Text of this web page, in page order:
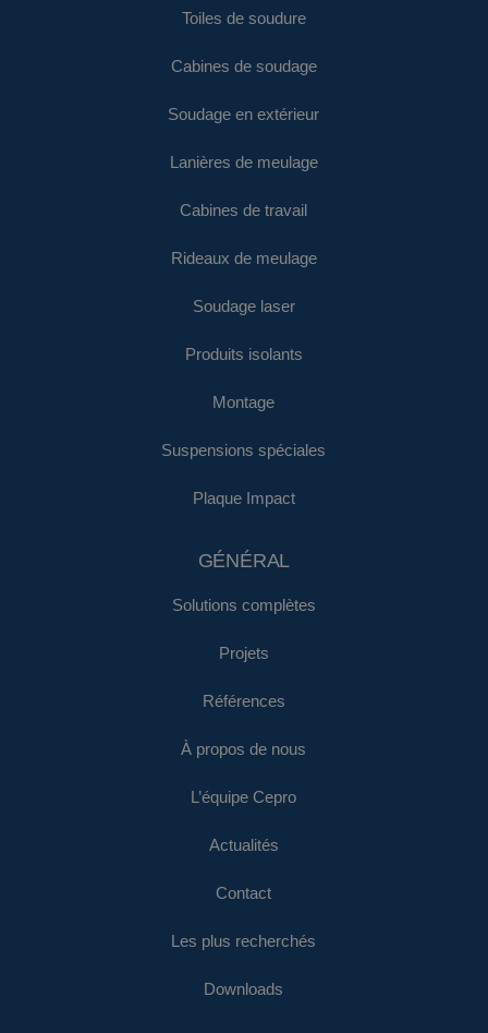
Toiles de soudure
Cabines de soudage
Soudage en extérieur
Lanières de meulage
Cabines de travail
Rideaux de meulage
Soudage laser
Produits isolants
Montage
Suspensions spéciales
Plaque Impact
GÉNÉRAL
Solutions complètes
Projets
Références
À propos de nous
L’équipe Cepro
Actualités
Contact
Les plus recherchés
Downloads